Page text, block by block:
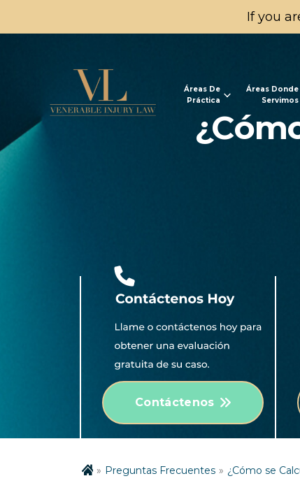
If you
Áreas De
Práctica
Áreas Donde
Servimos
Contáctenos
Preguntas Frecuentes ¿Cómo se